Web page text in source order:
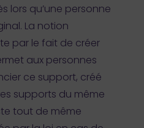
lors qu’une personne
La notion
par le fait de créer
aux personnes
ce support, créé
supports du même
tout de même